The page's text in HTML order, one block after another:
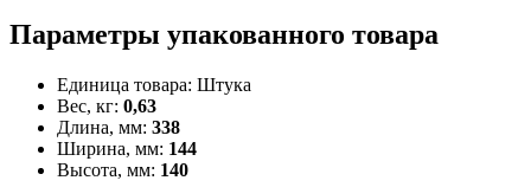
Параметры упакованного товара
Единица товара: Штука
Вес, кг: 0,63
Длина, мм: 338
Ширина, мм: 144
Высота, мм: 140